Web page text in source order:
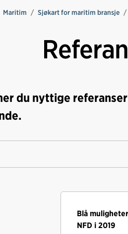
Maritim Sjøkart for maritim bransje
du nyttige
Blå
NFD i 2019